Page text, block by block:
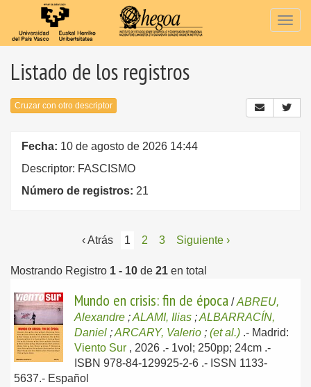
Listado de los registros
Cruzar con otro descriptor
Fecha: 10 de agosto de 2026 14:44
Descriptor: FASCISMO
Número de registros: 21
‹ Atrás 1 2 3 Siguiente ›
Mostrando Registro 1 - 10 de 21 en total
Mundo en crisis: fin de época /ABREU,
Alexandre ;ALAMI, Ilias ;ALBARRACÍN,
Daniel ;ARCARY, Valerio ; (et al.) .- Madrid:
Viento Sur , 2026 .- 1vol; 250pp; 24cm .-
ISBN 978-84-129925-2-6 .- ISSN 1133-
5637.- Español